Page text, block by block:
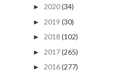
► 2020(34)
► 2019 (30)
► 2018 (102)
► 2017(265)
► 2016(277)